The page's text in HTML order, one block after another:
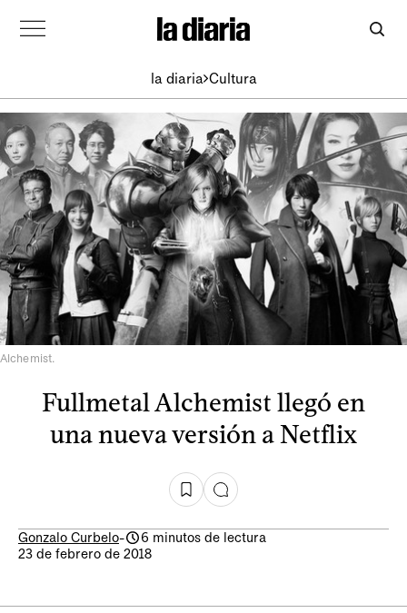
la diaria Cultura
Alchemist.
Fullmetal Alchemist llegó en
una nueva versión a Netflix
Gonzalo Curbelo-
6 minutos de lectura
23 de febrero de 2018